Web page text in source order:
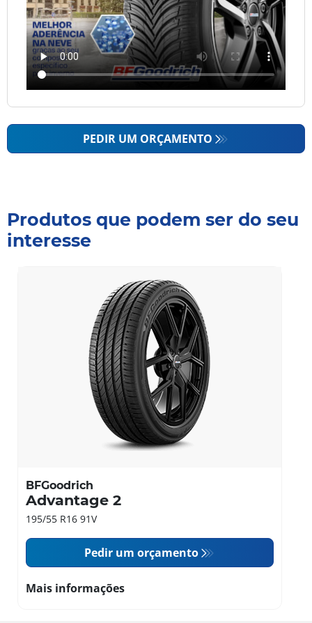
PEDIR UM ORÇAMENTO
Produtos que podem ser do seu
interesse
BFGoodrich
Advantage 2
195/55 R16 91V
Pedir um orçamento
Mais informações